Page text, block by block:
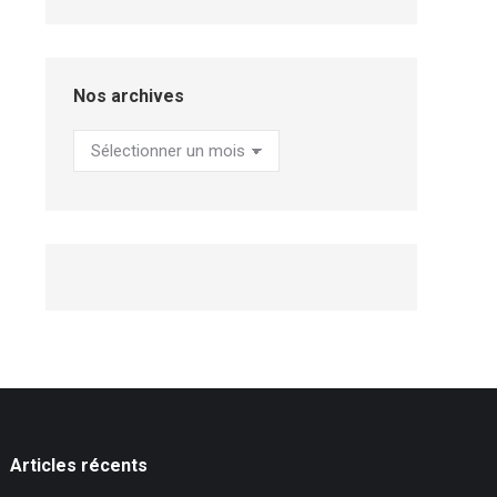
Nos archives
Nos
archives
Articles récents